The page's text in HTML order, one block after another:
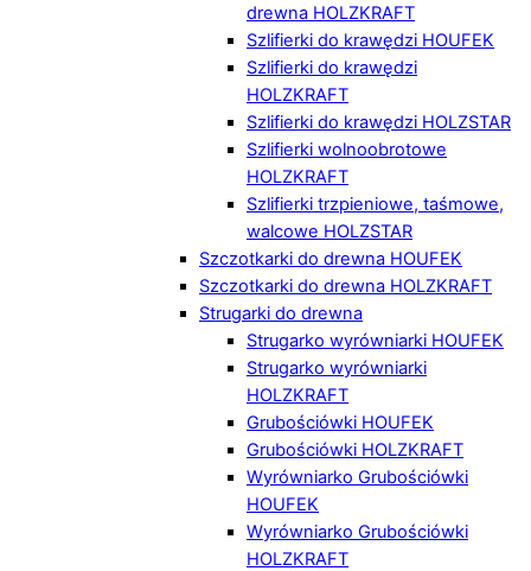
drewna HOLZKRAFT
Szlifierki do krawędzi HOUFEK
Szlifierki do krawędzi
HOLZKRAFT
Szlifierki do krawędzi HOLZSTAR
Szlifierki wolnoobrotowe
HOLZKRAFT
Szlifierki trzpieniowe, taśmowe,
walcowe HOLZSTAR
Szczotkarki do drewna HOUFEK
Szczotkarki do drewna HOLZKRAFT
Strugarki do drewna
Strugarko wyrówniarki HOUFEK
Strugarko wyrówniarki
HOLZKRAFT
Grubościówki HOUFEK
Grubościówki HOLZKRAFT
Wyrówniarko Grubościówki
HOUFEK
Wyrówniarko Grubościówki
HOLZKRAFT